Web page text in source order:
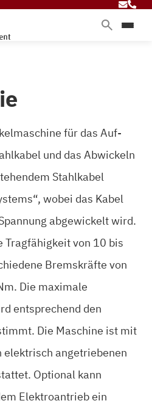
für das Auf-
und das Abwickeln
Stahlkabel
wobei das Kabel
abgewickelt wird.
Tragfähigkeit von 10 bis
Bremskräfte von
Die maximale
entsprechend den
Die Maschine ist mit
elektrisch angetriebenen
Optional kann
Elektroantrieb ein